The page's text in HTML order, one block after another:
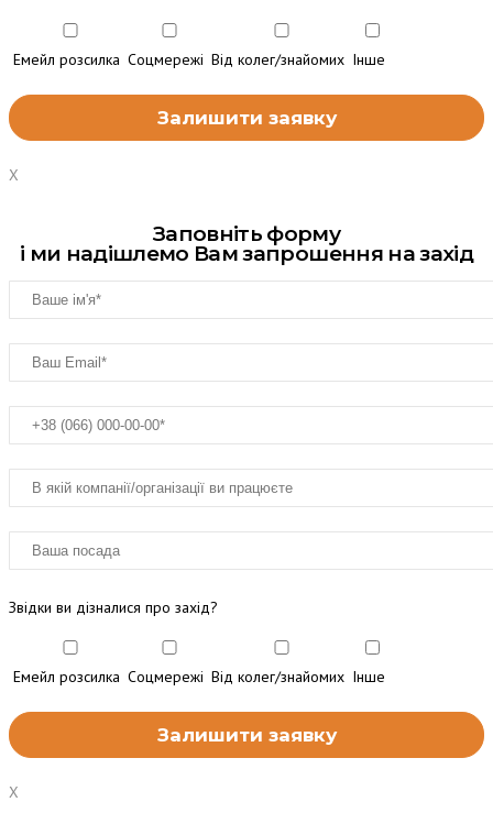
Емейл розсилка Соцмережі Від колег/знайомих Інше
X
Заповніть форму
і ми надішлемо Вам запрошення на захід
Звідки ви дізналися про захід?
Емейл розсилка Соцмережі Від колег/знайомих Інше
X